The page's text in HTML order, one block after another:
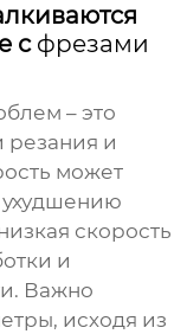
с фрезами
– это
резания и
может
ухудшению
скорость
и
Важно
исходя из